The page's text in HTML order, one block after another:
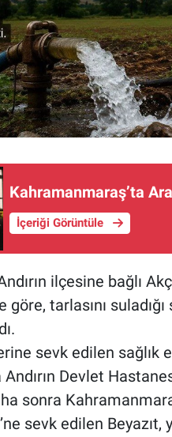
Kahramanmaraş’ta
İçeriği Görüntüle
ilçesine bağlı
tarlasını suladığı
sevk edilen sağlık
Devlet
sonra
sevk edilen